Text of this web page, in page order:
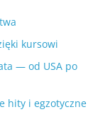
kursowi
— od USA po
hity i egzotyczne